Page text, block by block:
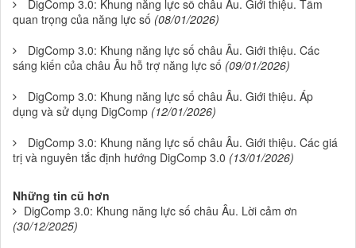
DigComp 3.0: Khung năng lực số châu Âu. Giới thiệu. Tầm
quan trọng của năng lực số (08/01/2026)
DigComp 3.0: Khung năng lực số châu Âu. Giới thiệu. Các
sáng kiến của châu Âu hỗ trợ năng lực số (09/01/2026)
DigComp 3.0: Khung năng lực số châu Âu. Giới thiệu. Áp
dụng và sử dụng DigComp (12/01/2026)
DigComp 3.0: Khung năng lực số châu Âu. Giới thiệu. Các giá
trị và nguyên tắc định hướng DigComp 3.0 (13/01/2026)
Những tin cũ hơn
DigComp 3.0: Khung năng lực số châu Âu. Lời cảm ơn
(30/12/2025)